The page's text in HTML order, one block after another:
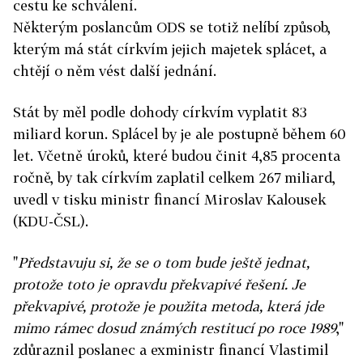
cestu ke schválení.
Některým poslancům ODS se totiž nelíbí způsob,
kterým má stát církvím jejich majetek splácet, a
chtějí o něm vést další jednání.
Stát by měl podle dohody církvím vyplatit 83
miliard korun. Splácel by je ale postupně během 60
let. Včetně úroků, které budou činit 4,85 procenta
ročně, by tak církvím zaplatil celkem 267 miliard,
uvedl v tisku ministr financí Miroslav Kalousek
(KDU-ČSL).
"Představuju si, že se o tom bude ještě jednat,
protože toto je opravdu překvapivé řešení. Je
překvapivé, protože je použita metoda, která jde
mimo rámec dosud známých restitucí po roce 1989,"
zdůraznil poslanec a exministr financí Vlastimil